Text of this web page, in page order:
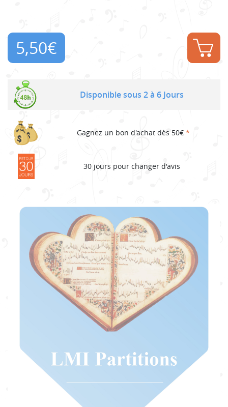
5,50€
Disponible sous 2 à 6 Jours
Gagnez un bon d'achat dès 50€ *
30 jours pour changer d'avis